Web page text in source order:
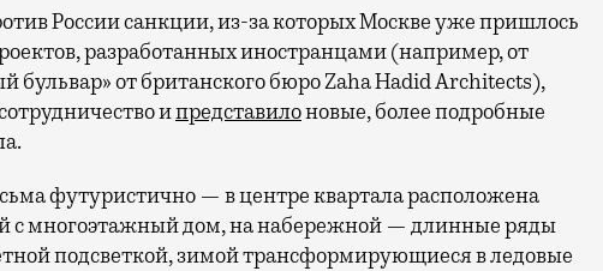
России санкции, из-за которых Москве уже пришлось
разработанных иностранцами (например, от
бульвар» от британского бюро Zaha Hadid Architects),
ипредставилоновые, более подробные
футуристично — в центре квартала расположена
с многоэтажный дом, на набережной — длинные ряды
подсветкой, зимой трансформирующиеся в ледовые